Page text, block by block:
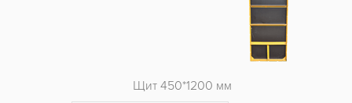
Щит 450*1200 мм